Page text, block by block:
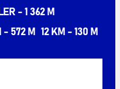
- 1 362 M
- 572 M 12 KM - 130 M